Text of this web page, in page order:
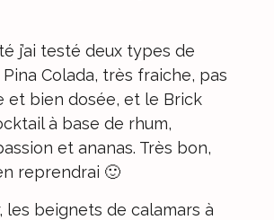
j’ai testé deux types de
Colada, très fraiche, pas
et bien dosée, et le Brick
à base de rhum,
et ananas. Très bon,
reprendrai 🙂
les beignets de calamars à